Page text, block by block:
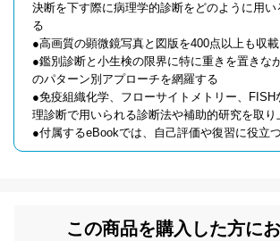
決断を下す際に病理学的診断をどのように用
る
●高画質の顕微鏡写真と図版を400点以上も収載
●鑑別診断と小生検の限界に特に重きを置きな
のパターン別アプローチを網羅する
●免疫組織化学、フローサイトメトリー、FISH
理診断で用いられる診断法や補助的研究を取り
●付属するeBookでは、自己評価や復習に役立
この商品を購入した方に